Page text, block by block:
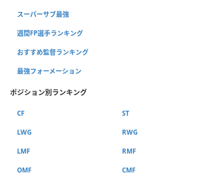
スーパーサブ最強
週間FP選手ランキング
おすすめ監督ランキング
最強フォーメーション
ポジション別ランキング
CF ST
LWG RWG
LMF RMF
OMF CMF